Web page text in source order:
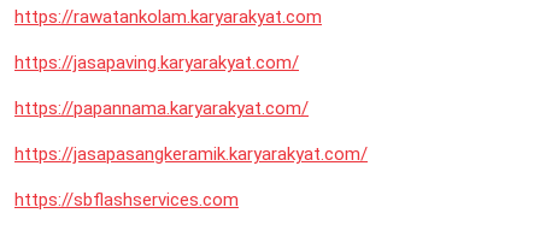
https://rawatankolam.karyarakyat.com
https://jasapaving.karyarakyat.com/
https://papannama.karyarakyat.com/
https://jasapasangkeramik.karyarakyat.com/
https://sbflashservices.com